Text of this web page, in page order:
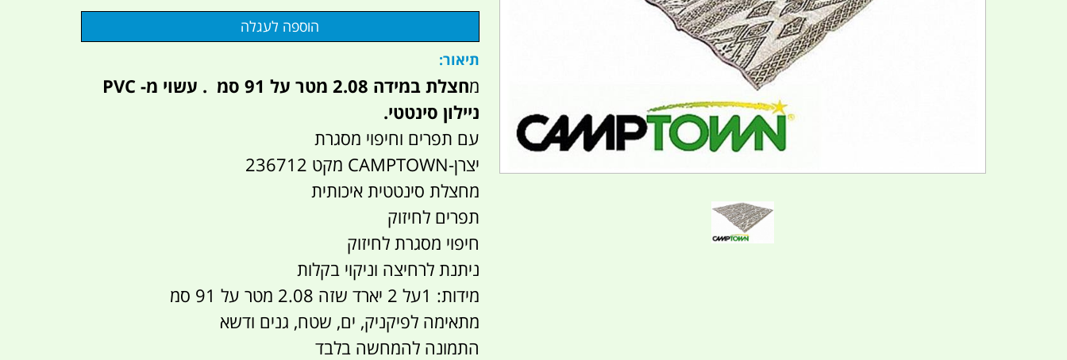
תיאור:
מ
חצלת במידה 2.08 מטר על 91 סמ . עשוי מ- PVC
ניילון סינטטי.
עם תפרים וחיפוי מסגרת
יצרן-CAMPTOWN מקט 236712
מחצלת סינטטית איכותית
תפרים לחיזוק
חיפוי מסגרת לחיזוק
ניתנת לרחיצה וניקוי בקלות
מידות: 1על 2 יארד שזה 2.08 מטר על 91 סמ
מתאימה לפיקניק, ים, שטח, גנים ודשא
התמונה להמחשה בלבד